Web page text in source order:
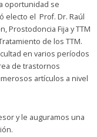
oportunidad se
electo el Prof. Dr. Raúl
Prostodoncia Fija y TTM
de los TTM.
en varios períodos
de trastornos
artículos a nivel
y le auguramos una